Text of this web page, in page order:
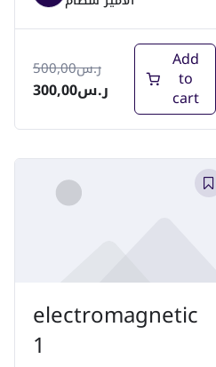
ر.س500,00
ر.س300,00
Add
to
cart
electromagnetic
1